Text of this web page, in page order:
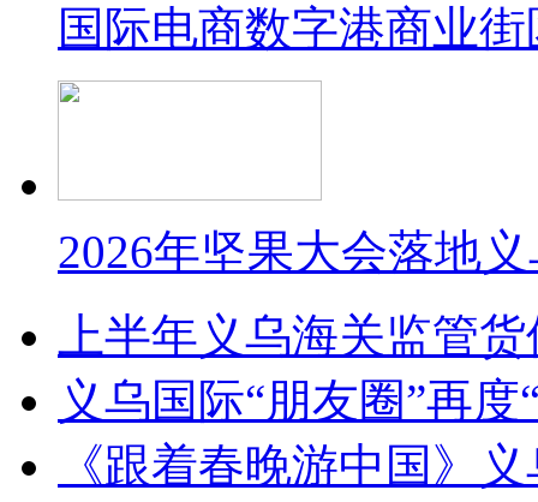
国际电商数字港商业
2026年坚果大会落地
上半年义乌海关监管
义乌国际“朋友圈”再度
《跟着春晚游中国》